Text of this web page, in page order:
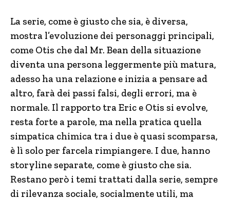
La serie, come è giusto che sia, è diversa,
mostra l’evoluzione dei personaggi principali,
come Otis che dal Mr. Bean della situazione
diventa una persona leggermente più matura,
adesso ha una relazione e inizia a pensare ad
altro, farà dei passi falsi, degli errori, ma è
normale. Il rapporto tra Eric e Otis si evolve,
resta forte a parole, ma nella pratica quella
simpatica chimica tra i due è quasi scomparsa,
è lì solo per farcela rimpiangere. I due, hanno
storyline separate, come è giusto che sia.
Restano però i temi trattati dalla serie, sempre
di rilevanza sociale, socialmente utili, ma